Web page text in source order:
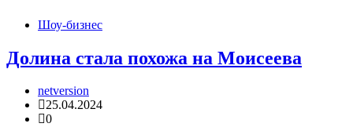
Шоу-бизнес
Долина стала похожа на Моисеева
netversion
25.04.2024
0